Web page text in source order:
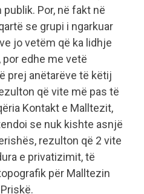
Por, në fakt në
se grupi i ngarkuar
jo vetëm që ka lidhje
edhe me vetë
prej anëtarëve të këtij
që vite më pas të
Kontakt e Malltezit,
se nuk kishte asnjë
rezulton që 2 vite
e privatizimit, të
për Malltezin